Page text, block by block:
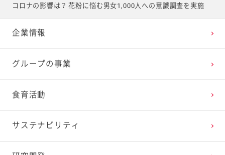
コロナの影響は？ 花粉に悩む男女1,000人への意識調査を実施
企業情報
グループの事業
食育活動
サステナビリティ